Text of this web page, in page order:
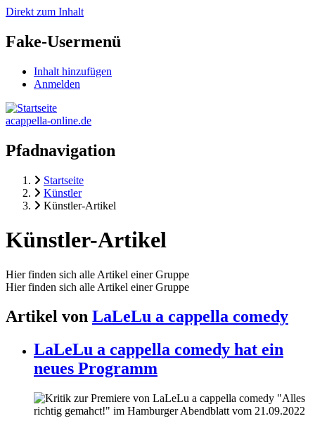
Direkt zum Inhalt
Fake-Usermenü
Inhalt hinzufügen
Anmelden
acappella-online.de
Pfadnavigation
Startseite
Künstler
Künstler-Artikel
Künstler-Artikel
Hier finden sich alle Artikel einer Gruppe
Hier finden sich alle Artikel einer Gruppe
Artikel von LaLeLu a cappella comedy
LaLeLu a cappella comedy hat ein
neues Programm